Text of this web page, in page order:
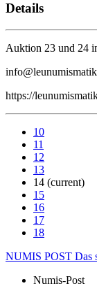
Details
Auktion 23 und 24
https://
10
11
12
13
14 (current)
15
16
17
18
NUMIS POST Das
Numis-Post